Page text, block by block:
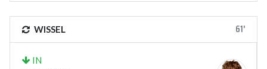
WISSEL 61'
IN